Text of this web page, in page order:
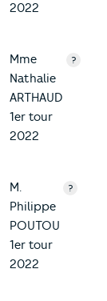
2022
Mme
Nathalie
ARTHAUD
1er tour
2022
?
M.
Philippe
POUTOU
1er tour
2022
?